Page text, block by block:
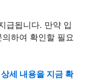
급됩니다. 만약 입
하여 확인할 필요
세 내용을 지금 확